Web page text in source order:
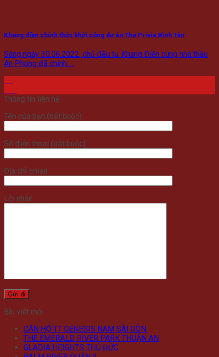
Khang điền chính thức khởi công dự án The Privia Bình Tân
Sáng ngày 30.06.2022, chủ đầu tư Khang Điền cùng nhà thầu
An Phong đã chính.....
Thông tin liên hệ
Tên của bạn (bắt buộc)
Số điện thoại (bắt buộc)
Địa chỉ Email
Lời nhắn
Bài viết mới
CĂN HỘ TT GENESIS NAM SÀI GÒN
THE EMERALD RIVER PARK THUẬN AN
GLADIA HEIGHTS THỦ ĐỨC